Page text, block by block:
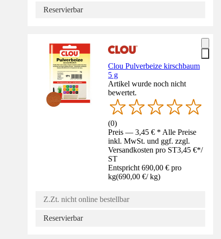
Reservierbar
Clou Pulverbeize kirschbaum
5 g
Artikel wurde noch nicht
bewertet.
(0)
Preis — 3,45 € * Alle Preise
inkl. MwSt. und ggf. zzgl.
Versandkosten pro ST3,45 €*/
ST
Entspricht 690,00 € pro
kg(690,00 €/ kg)
Z.Zt. nicht online bestellbar
Reservierbar